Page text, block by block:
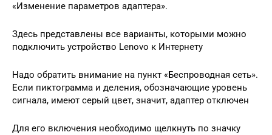
«Изменение параметров адаптера».
Здесь представлены все варианты, которыми можно
подключить устройство Lenovo к Интернету
Надо обратить внимание на пункт «Беспроводная сеть».
Если пиктограмма и деления, обозначающие уровень
сигнала, имеют серый цвет, значит, адаптер отключен
Для его включения необходимо щелкнуть по значку